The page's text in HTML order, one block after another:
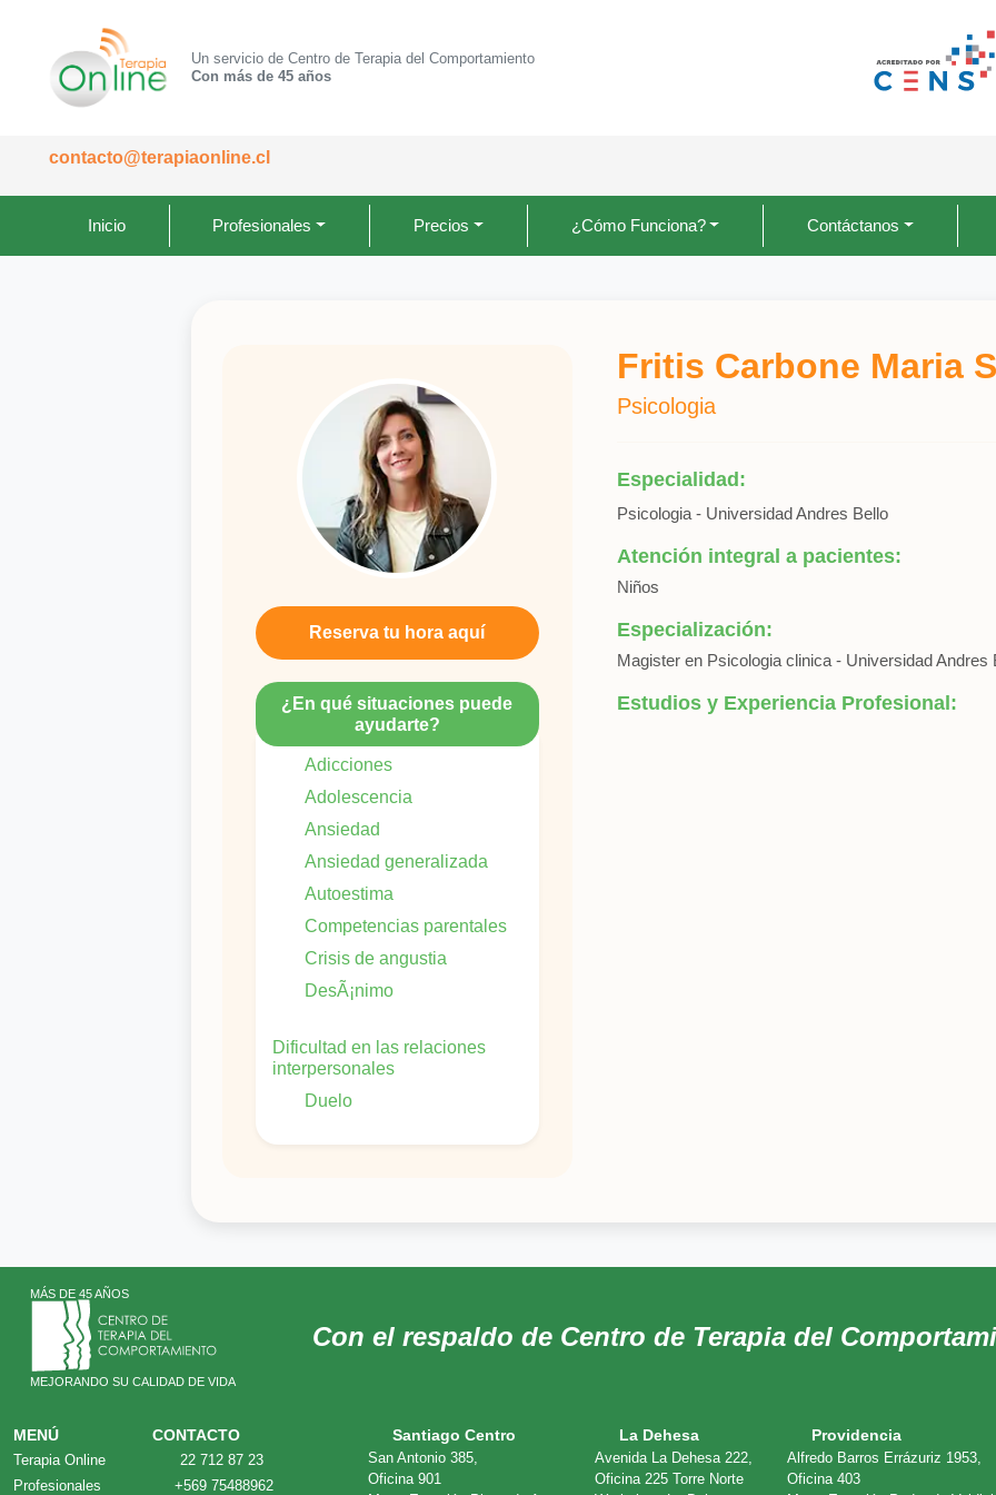
Un servicio de Centro de Terapia del Comportamiento
Con más de 45 años
contacto@terapiaonline.cl
Inicio Profesionales Precios ¿Cómo Funciona? Contáctanos
Fritis Carbone Maria
Psicologia
Especialidad:
Psicologia - Universidad Andres Bello
Atención integral a pacientes:
Niños
Especialización:
Magister en Psicologia clinica - Universidad Andres
Estudios y Experiencia Profesional:
Reserva tu hora aquí
¿En qué situaciones puede
ayudarte?
Adicciones
Adolescencia
Ansiedad
Ansiedad generalizada
Autoestima
Competencias parentales
Crisis de angustia
DesÃ¡nimo
Dificultad en las relaciones
interpersonales
Duelo
Tristeza, pena
MÁS DE 45 AÑOS
MEJORANDO SU CALIDAD DE VIDA
Con el respaldo de Centro de Terapia del
MENÚ
Terapia Online
Profesionales
CONTACTO
22 712 87 23
+569 75488962
Santiago Centro
San Antonio 385,
Oficina 901
La Dehesa
Avenida La Dehesa 222,
Oficina 225 Torre Norte
Providencia
Alfredo Barros Errázuriz 1953,
Oficina 403